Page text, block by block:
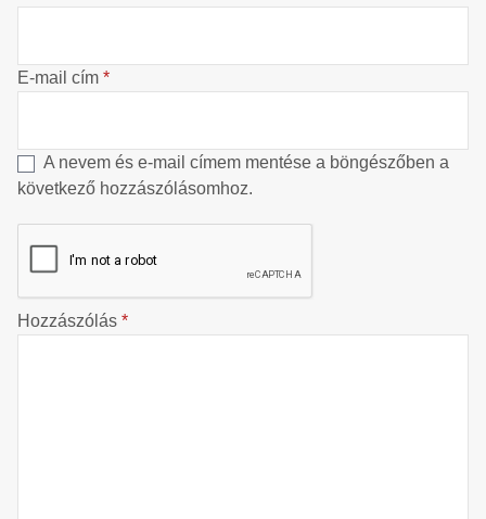
E-mail cím *
A nevem és e-mail címem mentése a böngészőben a
következő hozzászólásomhoz.
Hozzászólás *